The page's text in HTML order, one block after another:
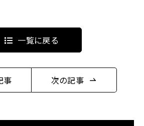
南九州大学公式SNS
事
一覧に戻る
次の記事